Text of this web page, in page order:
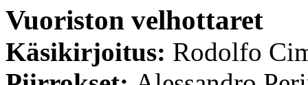
Vuoriston velhottaret
Käsikirjoitus: Rodolfo